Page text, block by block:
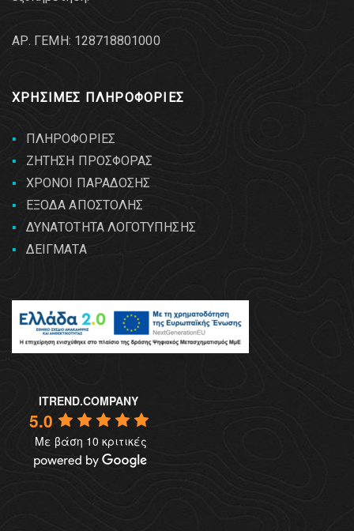
AΡ. ΓΕΜΗ: 128718801000
ΧΡΗΣΙΜΕΣ ΠΛΗΡΟΦΟΡΙΕΣ
ΠΛΗΡΟΦΟΡΙΕΣ
ΖΗΤΗΣΗ ΠΡΟΣΦΟΡΑΣ
ΧΡΟΝΟΙ ΠΑΡΑΔΟΣΗΣ
ΕΞΟΔΑ ΑΠΟΣΤΟΛΗΣ
ΔΥΝΑΤΟΤΗΤΑ ΛΟΓΟΤΥΠΗΣΗΣ
ΔΕΙΓΜΑΤΑ
ITREND.COMPANY
5.0
Με βάση 10 κριτικές